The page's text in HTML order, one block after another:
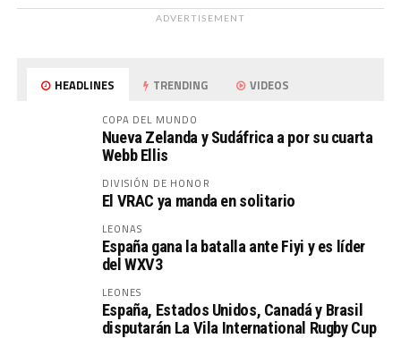
ADVERTISEMENT
HEADLINES TRENDING VIDEOS
COPA DEL MUNDO
Nueva Zelanda y Sudáfrica a por su cuarta
Webb Ellis
DIVISIÓN DE HONOR
El VRAC ya manda en solitario
LEONAS
España gana la batalla ante Fiyi y es líder
del WXV3
LEONES
España, Estados Unidos, Canadá y Brasil
disputarán La Vila International Rugby Cup